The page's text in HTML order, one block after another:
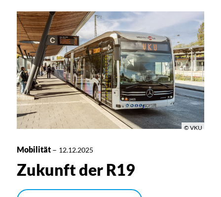
© VKU
Mobilität– 12.12.2025
Zukunft der R19